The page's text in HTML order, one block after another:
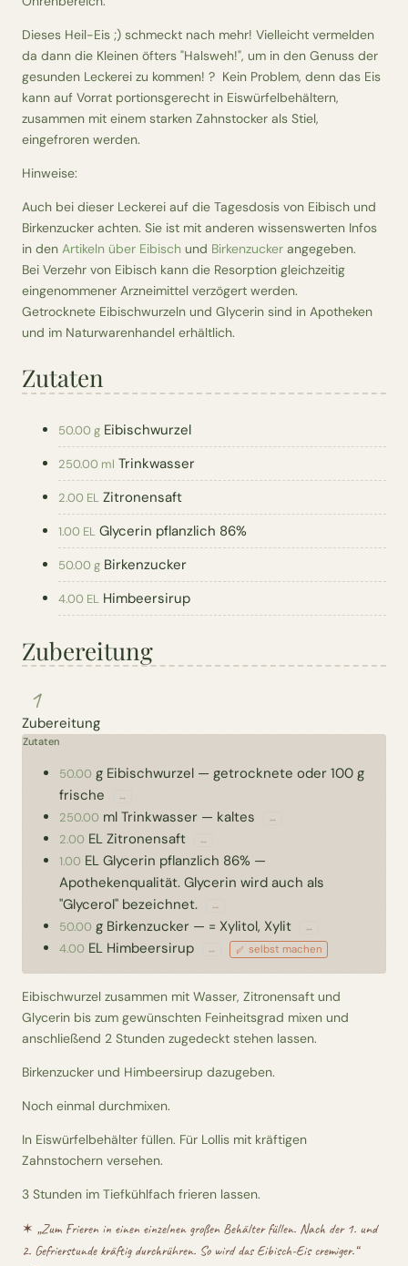
Dieses Heil-Eis ;) schmeckt nach mehr! Vielleicht vermelden
da dann die Kleinen öfters "Halsweh!", um in den Genuss der
gesunden Leckerei zu kommen! ? Kein Problem, denn das Eis
kann auf Vorrat portionsgerecht in Eiswürfelbehältern,
zusammen mit einem starken Zahnstocker als Stiel,
eingefroren werden.
Hinweise:
Auch bei dieser Leckerei auf die Tagesdosis von Eibisch und
Birkenzucker achten. Sie ist mit anderen wissenswerten Infos
in den Artikeln über Eibisch und Birkenzucker angegeben.
Bei Verzehr von Eibisch kann die Resorption gleichzeitig
eingenommener Arzneimittel verzögert werden.
Getrocknete Eibischwurzeln und Glycerin sind in Apotheken
und im Naturwarenhandel erhältlich.
Zutaten
50.00 g Eibischwurzel
250.00 ml Trinkwasser
2.00 EL Zitronensaft
1.00 EL Glycerin pflanzlich 86%
50.00 g Birkenzucker
4.00 EL Himbeersirup
Zubereitung
1
Zubereitung
Zutaten
50.00 g Eibischwurzel — getrocknete oder 100 g
frische
↔
250.00 ml Trinkwasser — kaltes ↔
2.00 EL Zitronensaft ↔
1.00 EL Glycerin pflanzlich 86% —
Apothekenqualität. Glycerin wird auch als
"Glycerol" bezeichnet.
↔
50.00 g Birkenzucker — = Xylitol, Xylit ↔
4.00 EL Himbeersirup ↔ selbst machen
Eibischwurzel zusammen mit Wasser, Zitronensaft und
Glycerin bis zum gewünschten Feinheitsgrad mixen und
anschließend 2 Stunden zugedeckt stehen lassen.
Birkenzucker und Himbeersirup dazugeben.
Noch einmal durchmixen.
In Eiswürfelbehälter füllen. Für Lollis mit kräftigen
Zahnstochern versehen.
3 Stunden im Tiefkühlfach frieren lassen.
✶ „Zum Frieren in einen einzelnen großen Behälter füllen. Nach der 1. und
2. Gefrierstunde kräftig durchrühren. So wird das Eibisch-Eis cremiger.“